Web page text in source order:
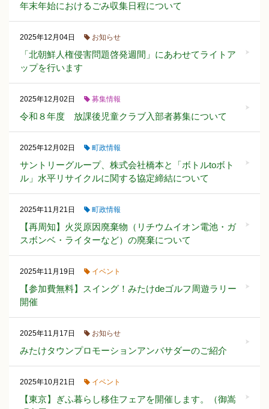
年末年始におけるごみ収集日程について
2025年12月04日 お知らせ
「北朝鮮人権侵害問題啓発週間」にあわせてライトア
ップを行います
2025年12月02日 募集情報
令和８年度 放課後児童クラブ入部者募集について
2025年12月02日 町政情報
サントリーグループ、株式会社橋本と「ボトルtoボト
ル」水平リサイクルに関する協定締結について
2025年11月21日 町政情報
【再周知】火災原因廃棄物（リチウムイオン電池・ガ
スボンベ・ライターなど）の廃棄について
2025年11月19日 イベント
【参加費無料】スイング！みたけdeゴルフ周遊ラリー
開催
2025年11月17日 お知らせ
みたけタウンプロモーションアンバサダーのご紹介
2025年10月21日 イベント
【東京】ぎふ暮らし移住フェアを開催します。（御嵩